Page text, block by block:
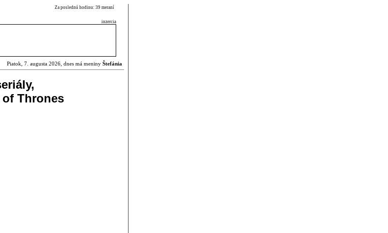
Za poslednú hodinu: 39 meraní
inzercia
Piatok, 7. augusta 2026, dnes má meniny Štefánia
Thrones